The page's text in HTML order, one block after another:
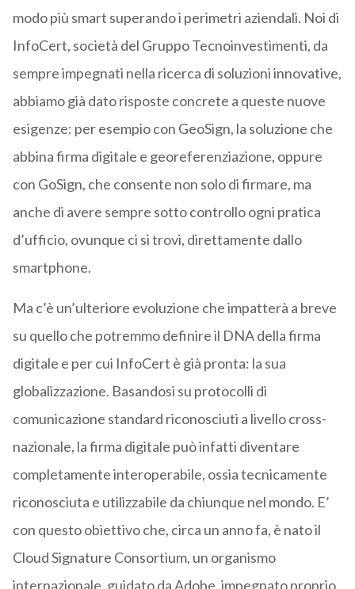
modo più smart superando i perimetri aziendali. Noi di
InfoCert, società del Gruppo Tecnoinvestimenti, da
sempre impegnati nella ricerca di soluzioni innovative,
abbiamo già dato risposte concrete a queste nuove
esigenze: per esempio con GeoSign, la soluzione che
abbina firma digitale e georeferenziazione, oppure
con GoSign, che consente non solo di firmare, ma
anche di avere sempre sotto controllo ogni pratica
d’ufficio, ovunque ci si trovi, direttamente dallo
smartphone.
Ma c’è un’ulteriore evoluzione che impatterà a breve
su quello che potremmo definire il DNA della firma
digitale e per cui InfoCert è già pronta: la sua
globalizzazione. Basandosi su protocolli di
comunicazione standard riconosciuti a livello cross-
nazionale, la firma digitale può infatti diventare
completamente interoperabile, ossia tecnicamente
riconosciuta e utilizzabile da chiunque nel mondo. E’
con questo obiettivo che, circa un anno fa, è nato il
Cloud Signature Consortium, un organismo
internazionale, guidato da Adobe, impegnato proprio